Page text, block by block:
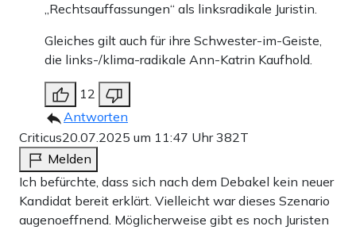
„Rechtsauffassungen“ als linksradikale Juristin.
Gleiches gilt auch für ihre Schwester-im-Geiste,
die links-/klima-radikale Ann-Katrin Kaufhold.
12
Antworten
Criticus20.07.2025 um 11:47 Uhr382T
Melden
Ich befürchte, dass sich nach dem Debakel kein neuer
Kandidat bereit erklärt. Vielleicht war dieses Szenario
augenoeffnend. Möglicherweise gibt es noch Juristen